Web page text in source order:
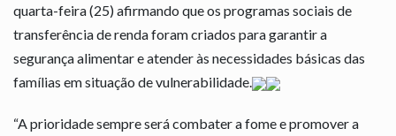
quarta-feira (25) afirmando que os programas sociais de
transferência de renda foram criados para garantir a
segurança alimentar e atender às necessidades básicas das
famílias em situação de vulnerabilidade.
“A prioridade sempre será combater a fome e promover a